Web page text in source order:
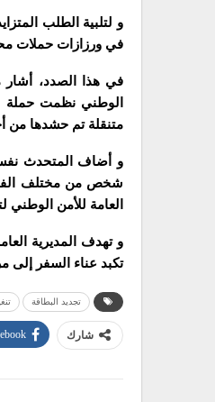
و لتلبية الطلب
في ورزازات حملات
في هذا الصدد، أشار
الوطني نظمت حملة
متنقلة تم حشدها من
العامة للأمن
و تهدف المديرية
تكبد عناء السفر
تجديد البطاقة
شارك